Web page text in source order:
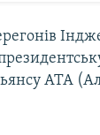
АТА